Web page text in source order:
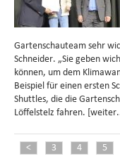
Gartenschauteam sehr
Schneider. „Sie geben
können, um dem
Beispiel für einen ersten
Shuttles, die die
Löffelstelz fahren.
< 3 4 5